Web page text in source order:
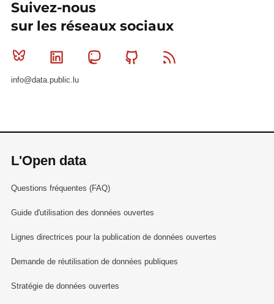
Suivez-nous
sur les réseaux sociaux
Bluesky Linkedin MastodonGithub
info@data.public.lu
L'Open data
Questions fréquentes (FAQ)
Guide d'utilisation des données ouvertes
Lignes directrices pour la publication de données ouvertes
Demande de réutilisation de données publiques
Stratégie de données ouvertes